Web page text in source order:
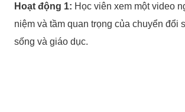
Hoạt động 1: Học viên xem một video
niệm và tầm quan trọng của chuyển đổi
sống và giáo dục.